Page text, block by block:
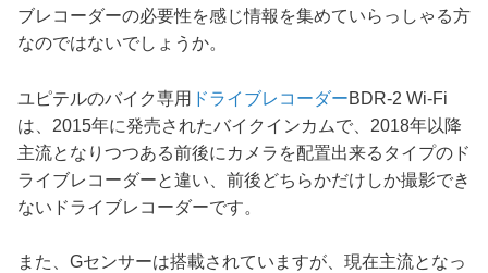
ブレコーダーの必要性を感じ情報を集めていらっしゃる方
なのではないでしょうか。
ユピテルのバイク専用 ドライブレコーダーBDR-2 Wi-Fi
は、2015年に発売されたバイクインカムで、2018年以降
主流となりつつある前後にカメラを配置出来るタイプのド
ライブレコーダーと違い、前後どちらかだけしか撮影でき
ないドライブレコーダーです。
また、Gセンサーは搭載されていますが、現在主流となっ